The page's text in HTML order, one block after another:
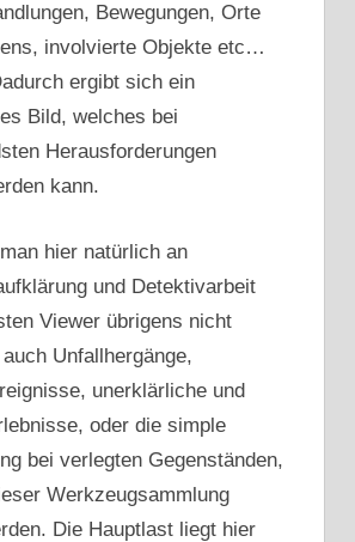
Bewegungen, Orte
involvierte Objekte etc…
ergibt sich ein
Bild, welches bei
Herausforderungen
kann.
hier natürlich an
und Detektivarbeit
Viewer übrigens nicht
Unfallhergänge,
unerklärliche und
oder die simple
bei verlegten Gegenständen,
Werkzeugsammlung
Die Hauptlast liegt hier